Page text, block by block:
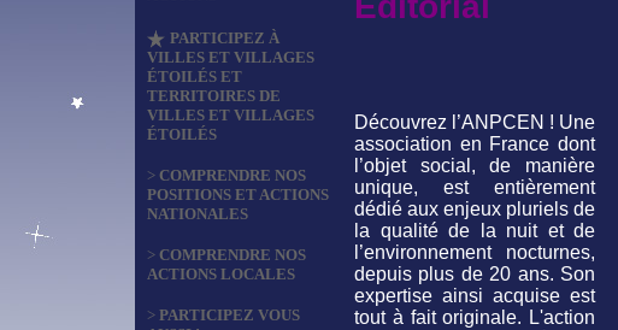
PARTICIPEZ À
VILLES ET VILLAGES
ÉTOILÉS ET
TERRITOIRES DE
VILLES ET VILLAGES
ÉTOILÉS
> COMPRENDRE NOS
POSITIONS ET ACTIONS
NATIONALES
> COMPRENDRE NOS
ACTIONS LOCALES
> PARTICIPEZ VOUS
Découvrez l’ANPCEN ! Une
association en France dont
l’objet social, de manière
unique, est entièrement
dédié aux enjeux pluriels de
la qualité de la nuit et de
l’environnement nocturnes,
depuis plus de 20 ans. Son
expertise ainsi acquise est
tout à fait originale. L'action